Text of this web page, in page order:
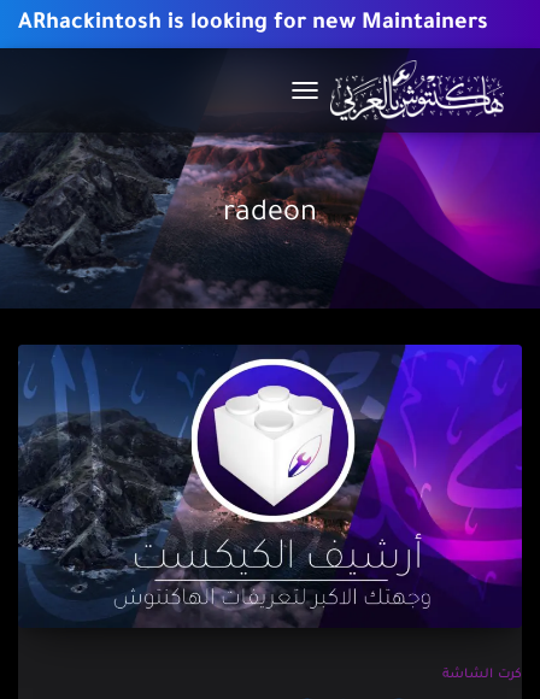
ARhackintosh is looking for new Maintainers
radeon
كرت الشاشة